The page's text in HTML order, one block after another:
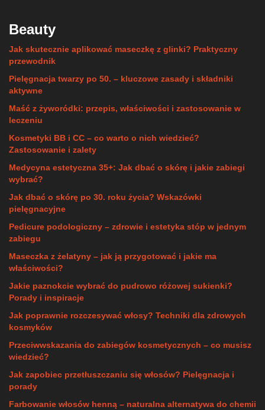
Beauty
Jak skutecznie aplikować maseczkę z glinki? Praktyczny
przewodnik
Pielęgnacja twarzy po 50. – kluczowe zasady i składniki
aktywne
Maść z żyworódki: przepis, właściwości i zastosowanie w
leczeniu
Kosmetyki BB i CC – co warto o nich wiedzieć?
Zastosowanie i zalety
Medycyna estetyczna 35+: Jak dbać o skórę i jakie zabiegi
wybrać?
Jak dbać o skórę po 30. roku życia? Wskazówki
pielęgnacyjne
Pedicure podologiczny – zdrowie i estetyka stóp w jednym
zabiegu
Maseczka z żelatyny – jak ją przygotować i jakie ma
właściwości?
Jakie paznokcie wybrać do pudrowo różowej sukienki?
Porady i inspiracje
Jak poprawnie rozczesywać włosy? Techniki dla zdrowych
kosmyków
Przeciwwskazania do zabiegów kosmetycznych – co musisz
wiedzieć?
Jak zapobiec przetłuszczaniu się włosów? Pielęgnacja i
porady
Farbowanie włosów henną – naturalna alternatywa do chemii